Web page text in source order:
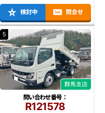
検討中 問合せ
5
群馬支店
問い合わせ番号：
R121578